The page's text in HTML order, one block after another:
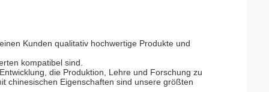
Kunden qualitativ hochwertige Produkte und
kompatibel sind.
die Produktion, Lehre und Forschung zu
chinesischen Eigenschaften sind unsere größten